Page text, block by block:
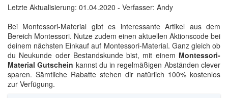
Letzte Aktualisierung: 01.04.2020 - Verfasser: Andy
Bei Montessori-Material gibt es interessante Artikel aus dem
Bereich Montessori. Nutze zudem einen aktuellen Aktionscode bei
deinem nächsten Einkauf auf Montessori-Material. Ganz gleich ob
du Neukunde oder Bestandskunde bist, mit einem Montessori-
Material Gutschein kannst du in regelmäßigen Abständen clever
sparen. Sämtliche Rabatte stehen dir natürlich 100% kostenlos
zur Verfügung.